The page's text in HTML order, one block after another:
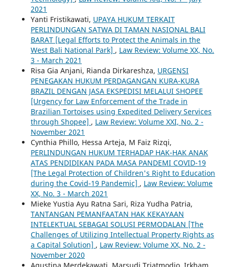
2021
Yanti Fristikawati, UPAYA HUKUM TERKAIT
PERLINDUNGAN SATWA DI TAMAN NASIONAL BALI
BARAT [Legal Efforts to Protect the Animals in the
West Bali National Park] , Law Review: Volume XX, No.
3 - March 2021
Risa Gia Anjani, Rianda Dirkareshza, URGENSI
PENEGAKAN HUKUM PERDAGANGAN KURA-KURA
BRAZIL DENGAN JASA EKSPEDISI MELALUI SHOPEE
[Urgency for Law Enforcement of the Trade in
Brazilian Tortoises using Expedited Delivery Services
through Shopee] , Law Review: Volume XXI, No. 2 -
November 2021
Cynthia Phillo, Hessa Arteja, M Faiz Rizqi,
PERLINDUNGAN HUKUM TERHADAP HAK-HAK ANAK
ATAS PENDIDIKAN PADA MASA PANDEMI COVID-19
[The Legal Protection of Children's Right to Education
during the Covid-19 Pandemic] , Law Review: Volume
XX, No. 3 - March 2021
Mieke Yustia Ayu Ratna Sari, Riza Yudha Patria,
TANTANGAN PEMANFAATAN HAK KEKAYAAN
INTELEKTUAL SEBAGAI SOLUSI PERMODALAN [The
Challenges of Utilizing Intellectual Property Rights as
a Capital Solution] , Law Review: Volume XX, No. 2 -
November 2020